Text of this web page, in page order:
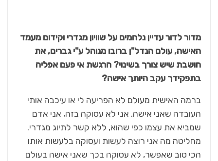
מדור לדור עדיין נלחמים על שוויון מגדרי וקידום מעמד
האישה, עולם הנדל"ן ברובו מנוהל ע"י גברים, את
חושבת שיש צורך בשינוי? הרגשת אי פעם אפליה
בתפקידך עקב היותך אישה?
ברמה האישית מעולם לא הפריעה לי או עיכבה אותי
העובדה שאני אישה. אני לא עסוקה בזה, אני אדם
שמביא את עצמו כפי שהוא, ללא קשר לתיוג מגדרי.
מחליטה מה אני רוצה לעשות ועסוקה בלעשות אותו
הכי טוב שאפשר, לא עסוקה בכך שאני אישה בעולם